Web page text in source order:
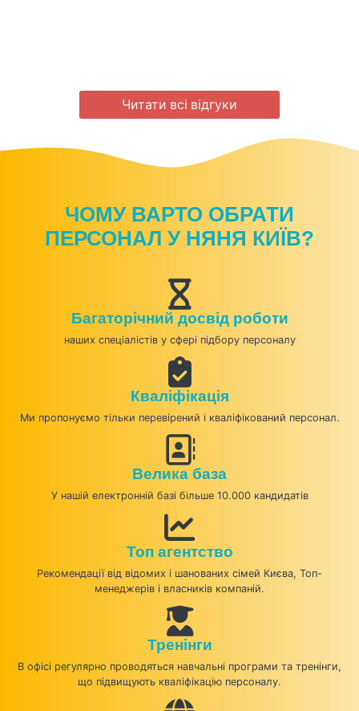
Читати всі відгуки
ЧОМУ ВАРТО ОБРАТИ
ПЕРСОНАЛ У НЯНЯ КИЇВ?
Багаторічний досвід роботи
наших спеціалістів у сфері підбору персоналу
Кваліфікація
Ми пропонуємо тільки перевірений і кваліфікований персонал.
Велика база
У нашій електронній базі більше 10.000 кандидатів
Топ агентство
Рекомендації від відомих і шанованих сімей Києва, Топ-
менеджерів і власників компаній.
Тренінги
В офісі регулярно проводяться навчальні програми та тренінги,
що підвищують кваліфікацію персоналу.